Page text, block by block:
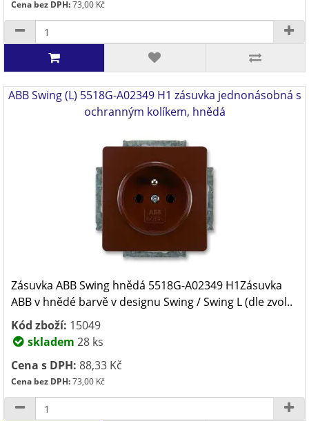
Cena bez DPH:73,00 Kč
ABB Swing (L) 5518G-A02349 H1 zásuvka jednonásobná s
ochranným kolíkem, hnědá
Zásuvka ABB Swing hnědá 5518G-A02349 H1Zásuvka
ABB v hnědé barvě v designu Swing / Swing L (dle zvol..
Kód zboží: 15049
skladem 28 ks
Cena s DPH: 88,33 Kč
Cena bez DPH:73,00 Kč